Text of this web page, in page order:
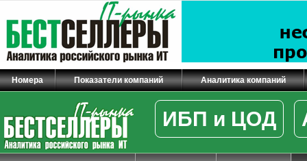
Номера Показатели компаний Аналитика компаний
ИБП и ЦОД